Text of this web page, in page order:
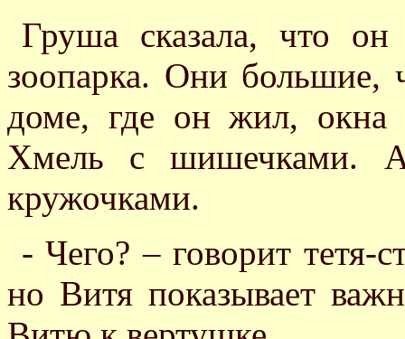
Груша сказала, что он
зоопарка. Они большие,
доме, где он жил, окна
Хмель с шишечками.
кружочками.
- Чего? – говорит тетя-
но Витя показывает